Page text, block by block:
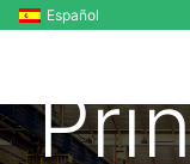
Español